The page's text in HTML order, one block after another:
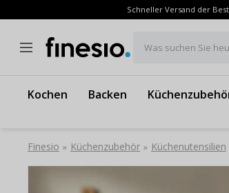
Schneller Versand der
Was suchen Sie
Kochen Backen
Finesio » Küchenzubehör » Küchenutensilien